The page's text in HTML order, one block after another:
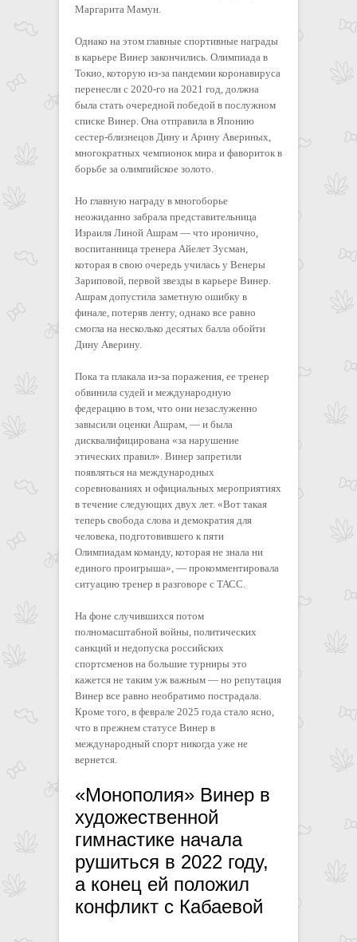
Маргарита Мамун.
Однако на этом главные спортивные награды
в карьере Винер закончились. Олимпиада в
Токио, которую из-за пандемии коронавируса
перенесли с 2020-го на 2021 год, должна
была стать очередной победой в послужном
списке Винер. Она отправила в Японию
сестер-близнецов Дину и Арину Авериных,
многократных чемпионок мира и фавориток в
борьбе за олимпийское золото.
Но главную награду в многоборье
неожиданно забрала представительница
Израиля Линой Ашрам — что иронично,
воспитанница тренера Айелет Зусман,
которая в свою очередь училась у Венеры
Зариповой, первой звезды в карьере Винер.
Ашрам допустила заметную ошибку в
финале, потеряв ленту, однако все равно
смогла на несколько десятых балла обойти
Дину Аверину.
Пока та плакала из-за поражения, ее тренер
обвинила судей и международную
федерацию в том, что они незаслуженно
завысили оценки Ашрам, — и была
дисквалифицирована «за нарушение
этических правил». Винер запретили
появляться на международных
соревнованиях и официальных мероприятиях
в течение следующих двух лет. «Вот такая
теперь свобода слова и демократия для
человека, подготовившего к пяти
Олимпиадам команду, которая не знала ни
единого проигрыша», — прокомментировала
ситуацию тренер в разговоре с ТАСС.
На фоне случившихся потом
полномасштабной войны, политических
санкций и недопуска российских
спортсменов на большие турниры это
кажется не таким уж важным — но репутация
Винер все равно необратимо пострадала.
Кроме того, в феврале 2025 года стало ясно,
что в прежнем статусе Винер в
международный спорт никогда уже не
вернется.
«Монополия» Винер в
художественной
гимнастике начала
рушиться в 2022 году,
а конец ей положил
конфликт с Кабаевой